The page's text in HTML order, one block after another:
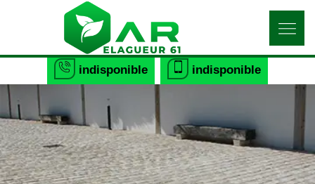
indisponible indisponible